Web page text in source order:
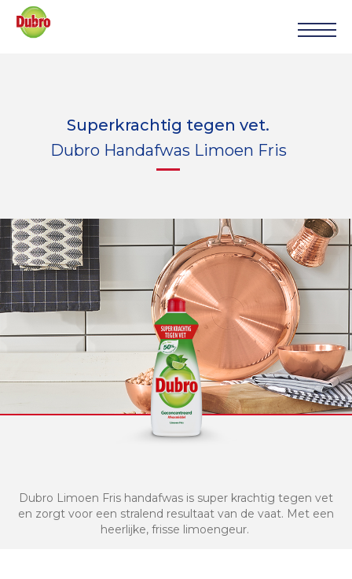
Dubro Limoen Fris handafwas is super krachtig tegen vet
en zorgt voor een stralend resultaat van de vaat. Met een
heerlijke, frisse limoengeur.
Superkrachtig tegen vet.
Dubro Handafwas Limoen Fris